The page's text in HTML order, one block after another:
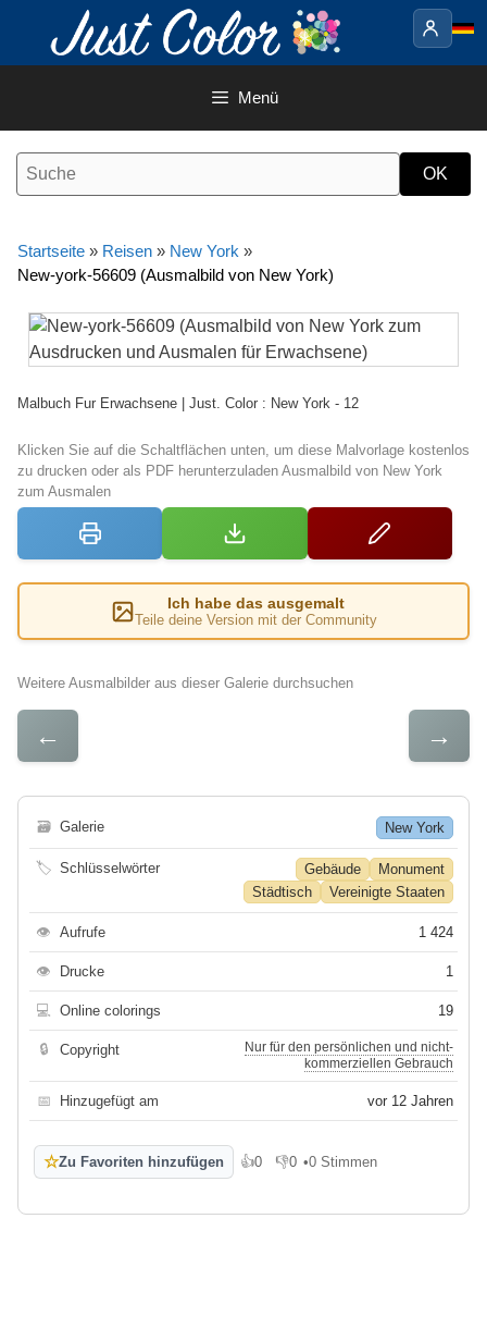
Inhalt
Menü
Startseite » Reisen » New York »
New-york-56609 (Ausmalbild von New York)
Malbuch Fur Erwachsene | Just. Color : New York - 12
Klicken Sie auf die Schaltflächen unten, um diese Malvorlage kostenlos
zu drucken oder als PDF herunterzuladen Ausmalbild von New York
zum Ausmalen
Ich habe das ausgemalt
Teile deine Version mit der Community
Weitere Ausmalbilder aus dieser Galerie durchsuchen
← →
🗃 Galerie New York
🏷 Schlüsselwörter Gebäude
Monument
Städtisch
Vereinigte Staaten
👁 Aufrufe 1 424
👁 Drucke 1
💻 Online colorings 19
🔒 Copyright
Nur für den persönlichen und nicht-
kommerziellen Gebrauch
📅 Hinzugefügt am vor 12 Jahren
☆Zu Favoriten hinzufügen 👍0
Gefällt mir
👎0
Gefällt mir nicht
•0 Stimmen